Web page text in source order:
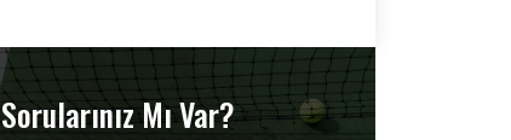
Sorularınız Mı Var?